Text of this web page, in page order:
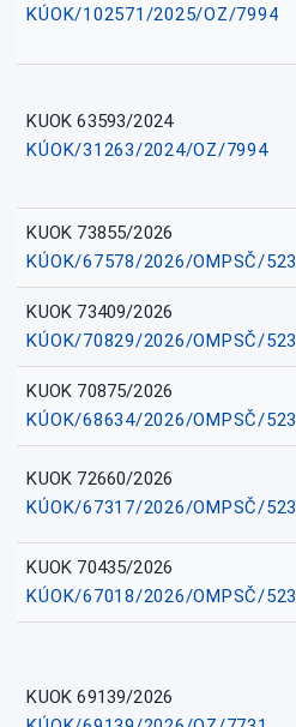
KÚOK/102571/2025/OZ/7994
KUOK 63593/2024
KÚOK/31263/2024/OZ/7994
KUOK 73855/2026
KÚOK/67578/2026/OMPSČ/523
KUOK 73409/2026
KÚOK/70829/2026/OMPSČ/523
KUOK 70875/2026
KÚOK/68634/2026/OMPSČ/523
KUOK 72660/2026
KÚOK/67317/2026/OMPSČ/523
KUOK 70435/2026
KÚOK/67018/2026/OMPSČ/523
KUOK 69139/2026